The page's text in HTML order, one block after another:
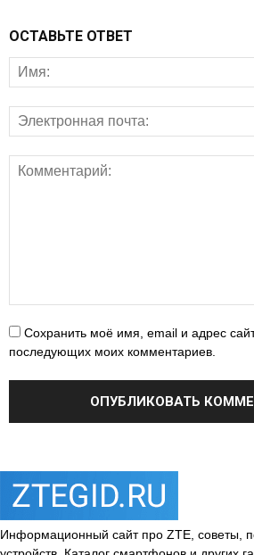
ОСТАВЬТЕ ОТВЕТ
Сохранить моё имя, email и адрес
последующих моих комментариев.
Информационный сайт про ZTE, советы,